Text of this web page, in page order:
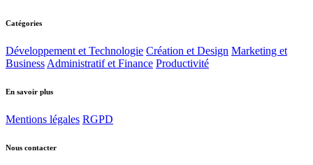
Catégories
Développement et Technologie Création et Design Marketing et
Business Administratif et Finance Productivité
En savoir plus
Mentions légales RGPD
Nous contacter